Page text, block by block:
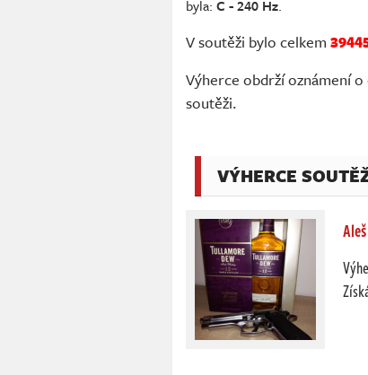
byla: C - 240 Hz.
V soutěži bylo celkem
Výherce obdrží oznámení
soutěži.
VÝHERCE